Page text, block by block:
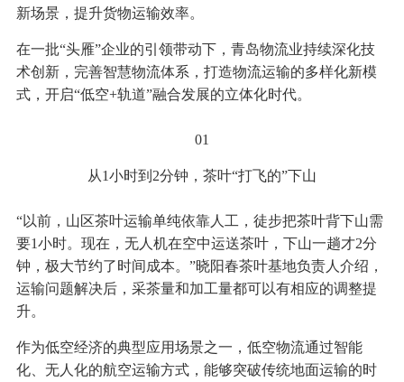
新场景，提升货物运输效率。
在一批“头雁”企业的引领带动下，青岛物流业持续深化技
术创新，完善智慧物流体系，打造物流运输的多样化新模
式，开启“低空+轨道”融合发展的立体化时代。
01
从1小时到2分钟，茶叶“打飞的”下山
“以前，山区茶叶运输单纯依靠人工，徒步把茶叶背下山需
要1小时。现在，无人机在空中运送茶叶，下山一趟才2分
钟，极大节约了时间成本。”晓阳春茶叶基地负责人介绍，
运输问题解决后，采茶量和加工量都可以有相应的调整提
升。
作为低空经济的典型应用场景之一，低空物流通过智能
化、无人化的航空运输方式，能够突破传统地面运输的时